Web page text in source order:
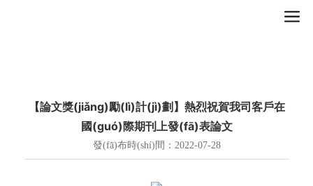
【論文獎(jiǎng)勵(lì)計(jì)劃】熱烈祝賀我司客戶在
國(guó)際期刊上發(fā)表論文
發(fā)布時(shí)間：2022-07-28